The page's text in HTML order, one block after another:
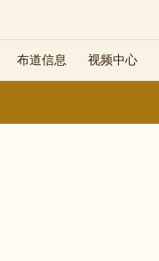
布道信息 视频中心